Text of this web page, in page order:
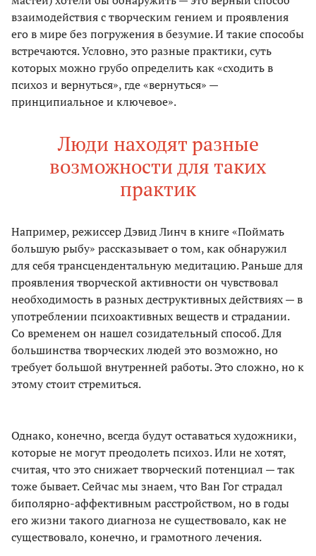
взаимодействия с творческим гением и проявления
его в мире без погружения в безумие. И такие способы
встречаются. Условно, это разные практики, суть
которых можно грубо определить как «сходить в
психоз и вернуться», где «вернуться» —
принципиальное и ключевое».
Люди находят разные
возможности для таких
практик
Например, режиссер Дэвид Линч в книге «Поймать
большую рыбу» рассказывает о том, как обнаружил
для себя трансцендентальную медитацию. Раньше для
проявления творческой активности он чувствовал
необходимость в разных деструктивных действиях — в
употреблении психоактивных веществ и страдании.
Со временем он нашел созидательный способ. Для
большинства творческих людей это возможно, но
требует большой внутренней работы. Это сложно, но к
этому стоит стремиться.
Однако, конечно, всегда будут оставаться художники,
которые не могут преодолеть психоз. Или не хотят,
считая, что это снижает творческий потенциал — так
тоже бывает. Сейчас мы знаем, что Ван Гог страдал
биполярно-аффективным расстройством, но в годы
его жизни такого диагноза не существовало, как не
существовало, конечно, и грамотного лечения.